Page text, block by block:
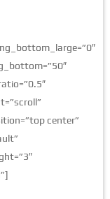
center”